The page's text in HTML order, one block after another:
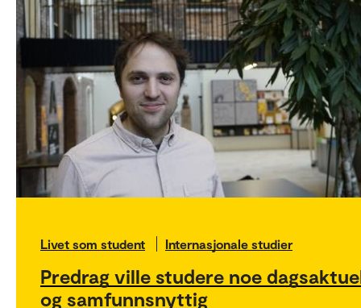
Livet som student Internasjonale studier
Predrag ville studere noe
og samfunnsnyttig